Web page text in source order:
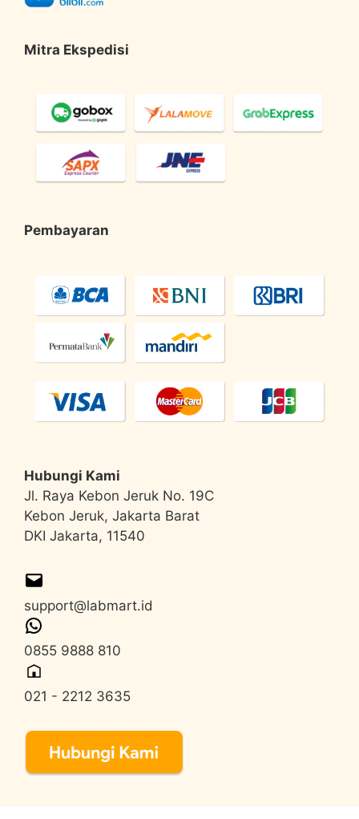
Mitra Ekspedisi
Pembayaran
Hubungi Kami
Jl. Raya Kebon Jeruk No. 19C
Kebon Jeruk, Jakarta Barat
DKI Jakarta, 11540
support@labmart.id
0855 9888 810
021 - 2212 3635